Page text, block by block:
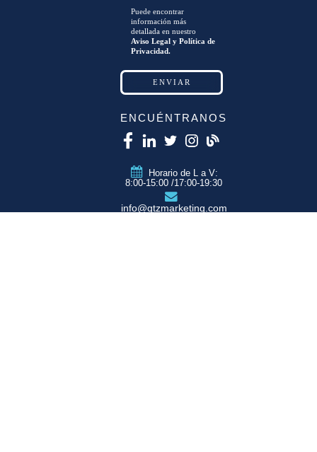
Puede encontrar
información más
detallada en nuestro
Aviso Legal y Política de
Privacidad.
ENCUÉNTRANOS
Horario de L a V:
8:00-15:00 /17:00-19:30
info@qtzmarketing.com